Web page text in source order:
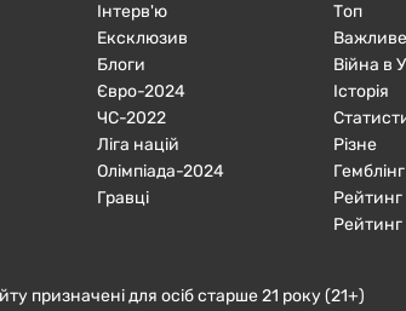
Інтерв'ю
Ексклюзив
Блоги
Євро-2024
ЧC-2022
Ліга націй
Олімпіада-2024
Гравці
Топ
Важливе
Війна в
Історія
Різне
Гемблінг
Рейтинг
призначені для осіб старше 21 року (21+)